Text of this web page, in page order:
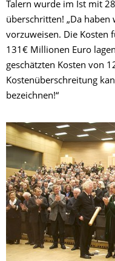
Talern wurde im Ist mit
überschritten! „Da haben
vorzuweisen. Die Kosten
131€ Millionen Euro
geschätzten Kosten von
Kostenüberschreitung
bezeichnen!“